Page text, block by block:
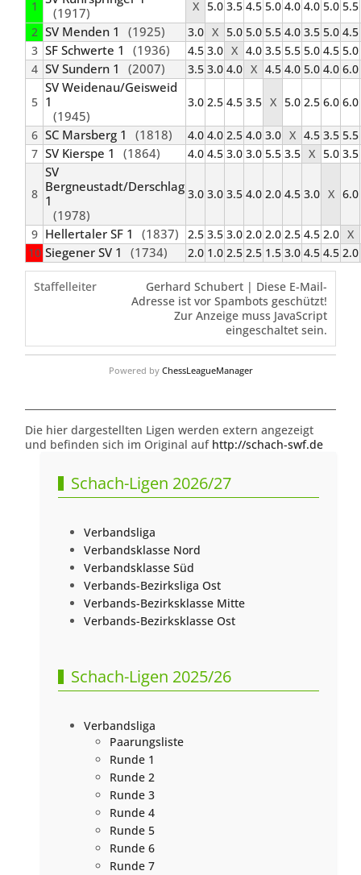
1
(1917)
X 5.0 3.5 4.5 5.0 4.0 4.0 5.0 5.5
2 SV Menden 1 (1925) 3.0 X 5.0 5.0 5.5 4.0 3.5 5.0 4.5
3 SF Schwerte 1 (1936) 4.5 3.0 X 4.0 3.5 5.5 5.0 4.5 5.0
4 SV Sundern 1 (2007) 3.5 3.0 4.0 X 4.5 4.0 5.0 4.0 6.0
5
SV Weidenau/Geisweid
1
(1945)
3.0 2.5 4.5 3.5 X 5.0 2.5 6.0 6.0
6 SC Marsberg 1 (1818) 4.0 4.0 2.5 4.0 3.0 X 4.5 3.5 5.5
7 SV Kierspe 1 (1864) 4.0 4.5 3.0 3.0 5.5 3.5 X 5.0 3.5
8
SV
Bergneustadt/Derschlag
1
(1978)
3.0 3.0 3.5 4.0 2.0 4.5 3.0 X 6.0
9 Hellertaler SF 1 (1837) 2.5 3.5 3.0 2.0 2.0 2.5 4.5 2.0 X
10 Siegener SV 1 (1734) 2.0 1.0 2.5 2.5 1.5 3.0 4.5 4.5 2.0
Staffelleiter Gerhard Schubert | Diese E-Mail-
Adresse ist vor Spambots geschützt!
Zur Anzeige muss JavaScript
eingeschaltet sein.
Powered by ChessLeagueManager
Die hier dargestellten Ligen werden extern angezeigt
und befinden sich im Original auf http://schach-swf.de
Schach-Ligen 2026/27
Verbandsliga
Verbandsklasse Nord
Verbandsklasse Süd
Verbands-Bezirksliga Ost
Verbands-Bezirksklasse Mitte
Verbands-Bezirksklasse Ost
Schach-Ligen 2025/26
Verbandsliga
Paarungsliste
Runde 1
Runde 2
Runde 3
Runde 4
Runde 5
Runde 6
Runde 7